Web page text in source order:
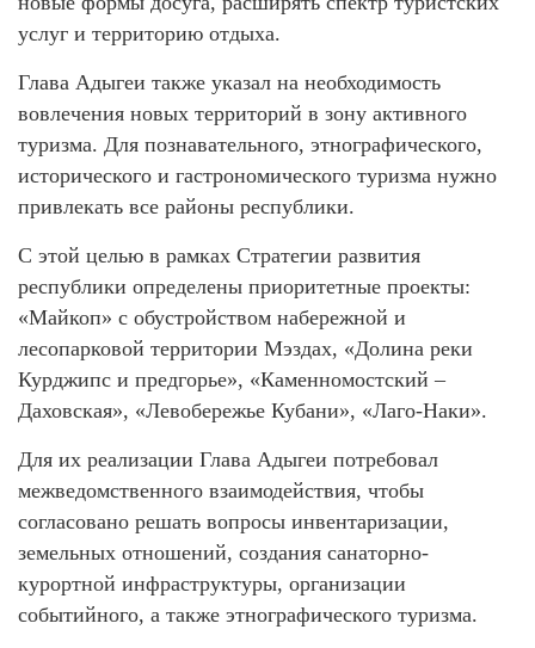
услуг и территорию отдыха.
Глава Адыгеи также указал на необходимость
вовлечения новых территорий в зону активного
туризма. Для познавательного, этнографического,
исторического и гастрономического туризма нужно
привлекать все районы республики.
С этой целью в рамках Стратегии развития
республики определены приоритетные проекты:
«Майкоп» с обустройством набережной и
лесопарковой территории Мэздах, «Долина реки
Курджипс и предгорье», «Каменномостский –
Даховская», «Левобережье Кубани», «Лаго-Наки».
Для их реализации Глава Адыгеи потребовал
межведомственного взаимодействия, чтобы
согласовано решать вопросы инвентаризации,
земельных отношений, создания санаторно-
курортной инфраструктуры, организации
событийного, а также этнографического туризма.